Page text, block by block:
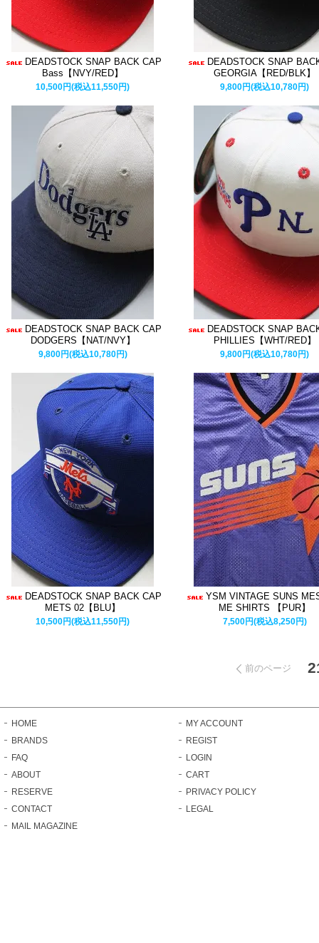
DEADSTOCK SNAP BACK CAP
Bass【NVY/RED】
10,500円(税込11,550円)
DEADSTOCK SNAP
GEORGIA【RED/BLK】
9,800円(税込10,780円)
DEADSTOCK SNAP BACK CAP
DODGERS【NAT/NVY】
9,800円(税込10,780円)
DEADSTOCK SNAP
PHILLIES【WHT/RED】
9,800円(税込10,780円)
DEADSTOCK SNAP BACK CAP
METS 02【BLU】
10,500円(税込11,550円)
YSM VINTAGE SUNS
ME SHIRTS 【PUR】
7,500円(税込8,250円)
前のページ
HOME
BRANDS
FAQ
ABOUT
RESERVE
CONTACT
MAIL MAGAZINE
MY ACCOUNT
REGIST
LOGIN
CART
PRIVACY POLICY
LEGAL